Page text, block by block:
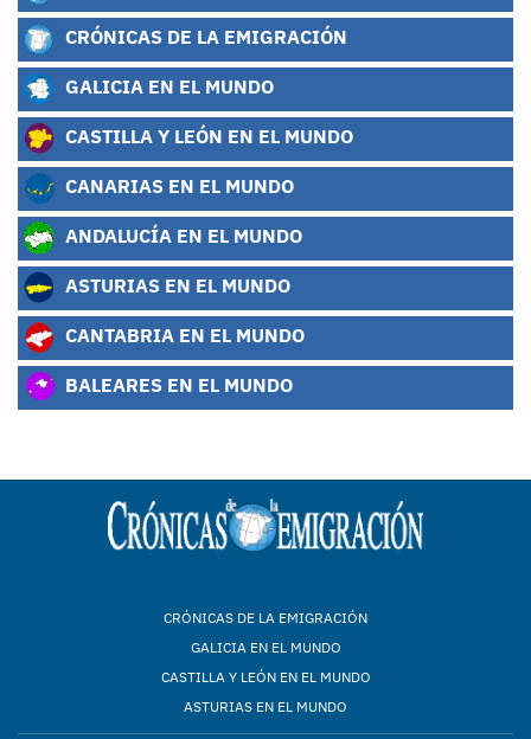
CRÓNICAS DE LA EMIGRACIÓN
GALICIA EN EL MUNDO
CASTILLA Y LEÓN EN EL MUNDO
CANARIAS EN EL MUNDO
ANDALUCÍA EN EL MUNDO
ASTURIAS EN EL MUNDO
CANTABRIA EN EL MUNDO
BALEARES EN EL MUNDO
CRÓNICAS DE LA EMIGRACIÓN
GALICIA EN EL MUNDO
CASTILLA Y LEÓN EN EL MUNDO
ASTURIAS EN EL MUNDO